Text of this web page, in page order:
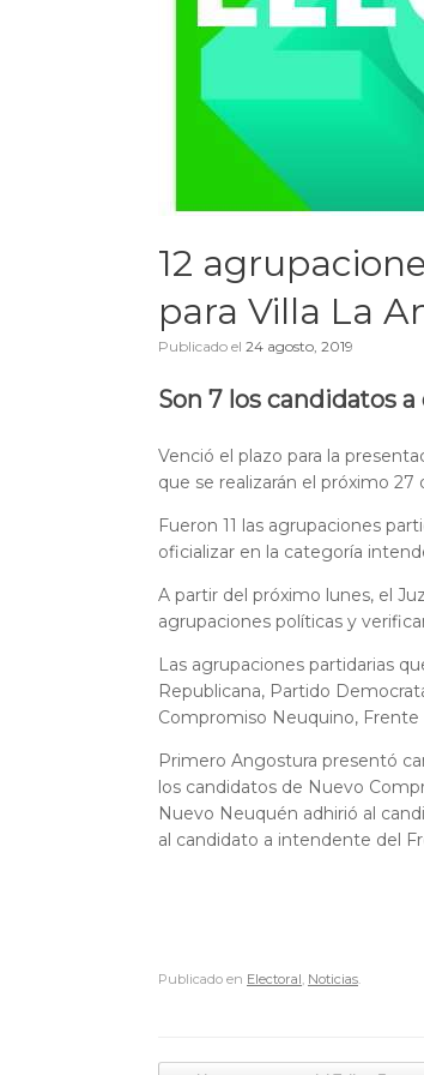
12
para Villa La
Publicado el 24 agosto, 2019
Son 7 los candidatos
Venció el plazo para la
que se realizarán el próximo
Fueron 11 las agrupaciones
oficializar en la categoría
A partir del próximo lunes, el
agrupaciones políticas y
Las agrupaciones partidarias
Republicana, Partido
Compromiso Neuquino,
Primero Angostura presentó
los candidatos de Nuevo
Nuevo Neuquén adhirió al
al candidato a intendente del
Publicado en Electoral, Noticias.